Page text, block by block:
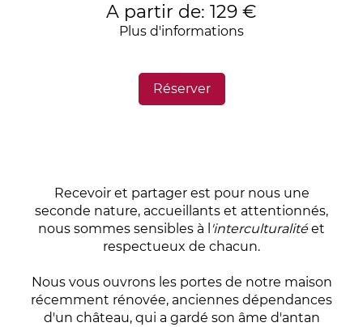
A partir de: 129 €
Plus d'informations
Réserver
Recevoir et partager est pour nous une
seconde nature, accueillants et attentionnés,
nous sommes sensibles à l
'interculturalitéet
respectueux de chacun.
Nous vous ouvrons les portes de notre maison
récemment rénovée, anciennes dépendances
d'un château, qui a gardé son âme d'antan